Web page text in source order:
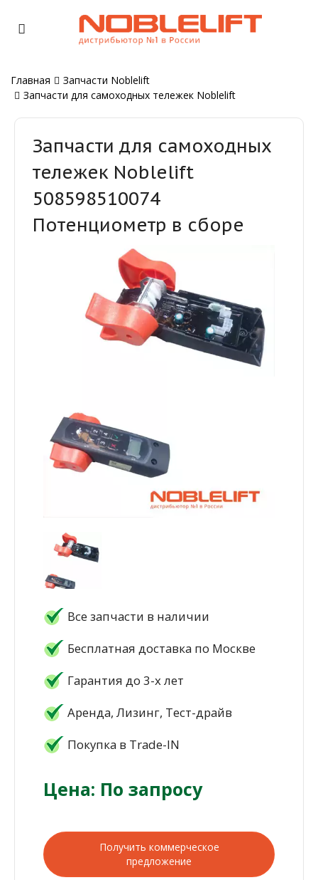
Главная
Запчасти Noblelift
Запчасти для самоходных тележек Noblelift
Запчасти для самоходных
тележек Noblelift
508598510074
Потенциометр в сборе
Все запчасти в наличии
Бесплатная доставка по Москве
Гарантия до 3-х лет
Аренда, Лизинг, Тест-драйв
Покупка в Trade-IN
Цена: По запросу
Получить коммерческое
предложение